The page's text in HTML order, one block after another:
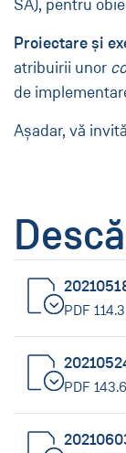
SA), pentru
Proiectare și
atribuirii unor
de
Aşadar, vă
PDF
PDF